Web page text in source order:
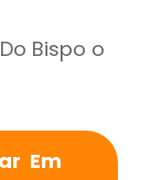
Bispo o
Em